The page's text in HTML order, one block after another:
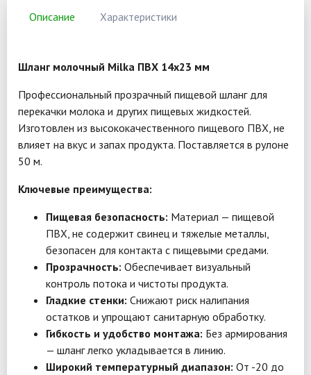
Описание Характеристики
Шланг молочный Milka ПВХ 14x23 мм
Профессиональный прозрачный пищевой шланг для
перекачки молока и других пищевых жидкостей.
Изготовлен из высококачественного пищевого ПВХ, не
влияет на вкус и запах продукта. Поставляется в рулоне
50 м.
Ключевые преимущества:
Пищевая безопасность: Материал — пищевой
ПВХ, не содержит свинец и тяжелые металлы,
безопасен для контакта с пищевыми средами.
Прозрачность: Обеспечивает визуальный
контроль потока и чистоты продукта.
Гладкие стенки: Снижают риск налипания
остатков и упрощают санитарную обработку.
Гибкость и удобство монтажа: Без армирования
— шланг легко укладывается в линию.
Широкий температурный диапазон: От -20 до